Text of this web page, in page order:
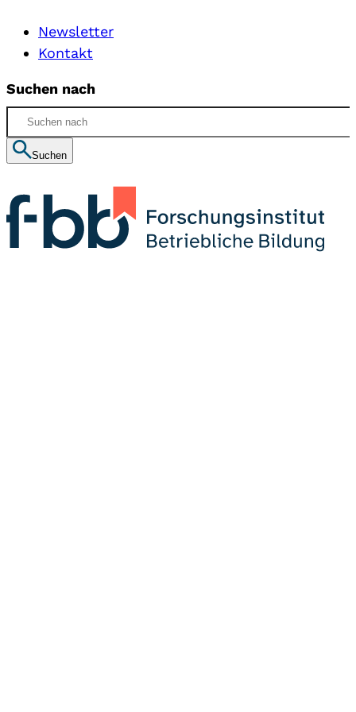
Newsletter
Kontakt
Suchen nach
Suchen